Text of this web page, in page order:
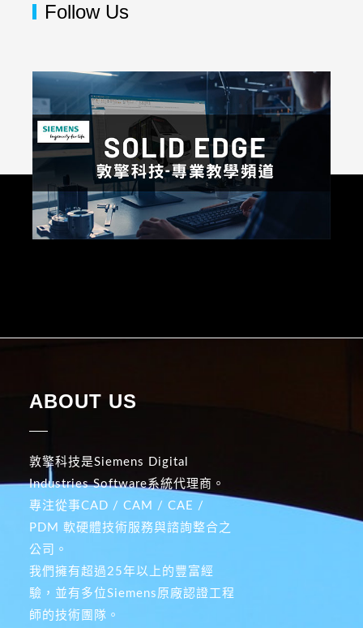
Follow Us
ABOUT US
敦擎科技是Siemens Digital
Industries Software系統代理商。
專注從事CAD / CAM / CAE /
PDM 軟硬體技術服務與諮詢整合之
公司。
我們擁有超過25年以上的豐富經
驗，並有多位Siemens原廠認證工程
師的技術團隊。